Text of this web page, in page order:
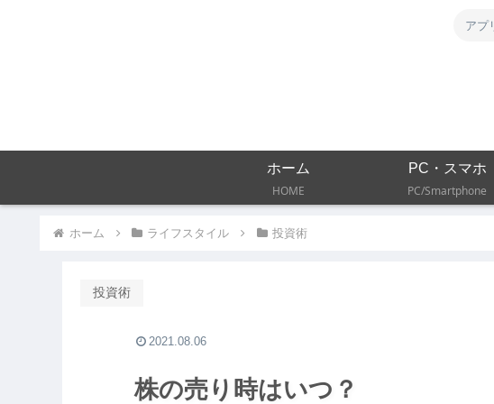
アプ
ホーム
HOME
PC・スマホ
PC/Smartphone
ホーム ライフスタイル 投資術
株の売り時はいつ？
投資術
2021.08.06